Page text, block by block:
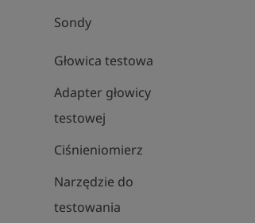
Sondy
Głowica testowa
Adapter głowicy
testowej
Ciśnieniomierz
Narzędzie do
testowania